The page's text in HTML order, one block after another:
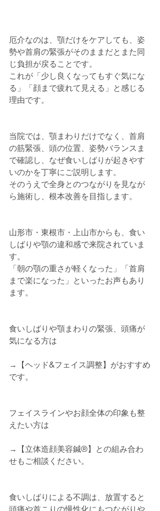
厄介なのは、顎だけをケアしても、姿
勢や首肩の緊張がそのままだとまた同
じ負担が戻ることです。
これが「少し良くなってもすぐ気にな
る」「顔まで疲れて見える」と感じる
理由です。
当院では、顎まわりだけでなく、首肩
の筋緊張、頭の位置、姿勢バランスま
で確認し、なぜ食いしばりが起きやす
いのかを丁寧にご説明します。
そのうえで全身とのつながりを見なが
ら施術し、根本改善を目指します。
山形市・東根市・上山市からも、食い
しばりや顎の違和感で来院されていま
す。
「朝の顎の重さが軽くなった」「首肩
まで楽になった」といったお声もあり
ます。
食いしばりや顎まわりの緊張、頭痛が
気になる方は
→【ヘッド&フェイス調整】がおすすめ
です。
フェイスラインやお顔全体の印象も整
えたい方は
→【立体造顔美容鍼®︎】との組み合わ
せもご相談ください。
食いしばりによる不調は、放置すると